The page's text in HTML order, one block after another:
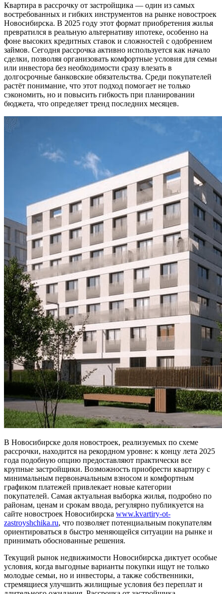
Квартира в рассрочку от застройщика — один из самых
востребованных и гибких инструментов на рынке новостроек
Новосибирска. В 2025 году этот формат приобретения жилья
превратился в реальную альтернативу ипотеке, особенно на
фоне высоких кредитных ставок и сложностей с одобрением
займов. Сегодня рассрочка активно используется как начало
сделки, позволяя организовать комфортные условия для семьи
или инвестора без необходимости сразу влезать в
долгосрочные банковские обязательства. Среди покупателей
растёт понимание, что этот подход помогает не только
сэкономить, но и повысить гибкость при планировании
бюджета, что определяет тренд последних месяцев.
В Новосибирске доля новостроек, реализуемых по схеме
рассрочки, находится на рекордном уровне: к концу лета 2025
года подобную опцию предоставляют практически все
крупные застройщики. Возможность приобрести квартиру с
минимальным первоначальным взносом и комфортным
графиком платежей привлекает новые категории
покупателей. Самая актуальная выборка жилья, подробно по
районам, ценам и срокам ввода, регулярно публикуется на
сайте новостроек Новосибирска www.kvartiry-ot-
zastroyshchika.ru, что позволяет потенциальным покупателям
ориентироваться в быстро меняющейся ситуации на рынке и
принимать обоснованные решения.
Текущий рынок недвижимости Новосибирска диктует особые
условия, когда выгодные варианты покупки ищут не только
молодые семьи, но и инвесторы, а также собственники,
стремящиеся улучшить жилищные условия без переплат и